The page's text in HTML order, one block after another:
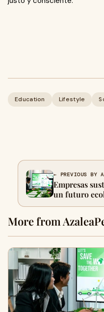
Education Lifestyle
← PREVIOUS BY
Empresas
un futuro
More from